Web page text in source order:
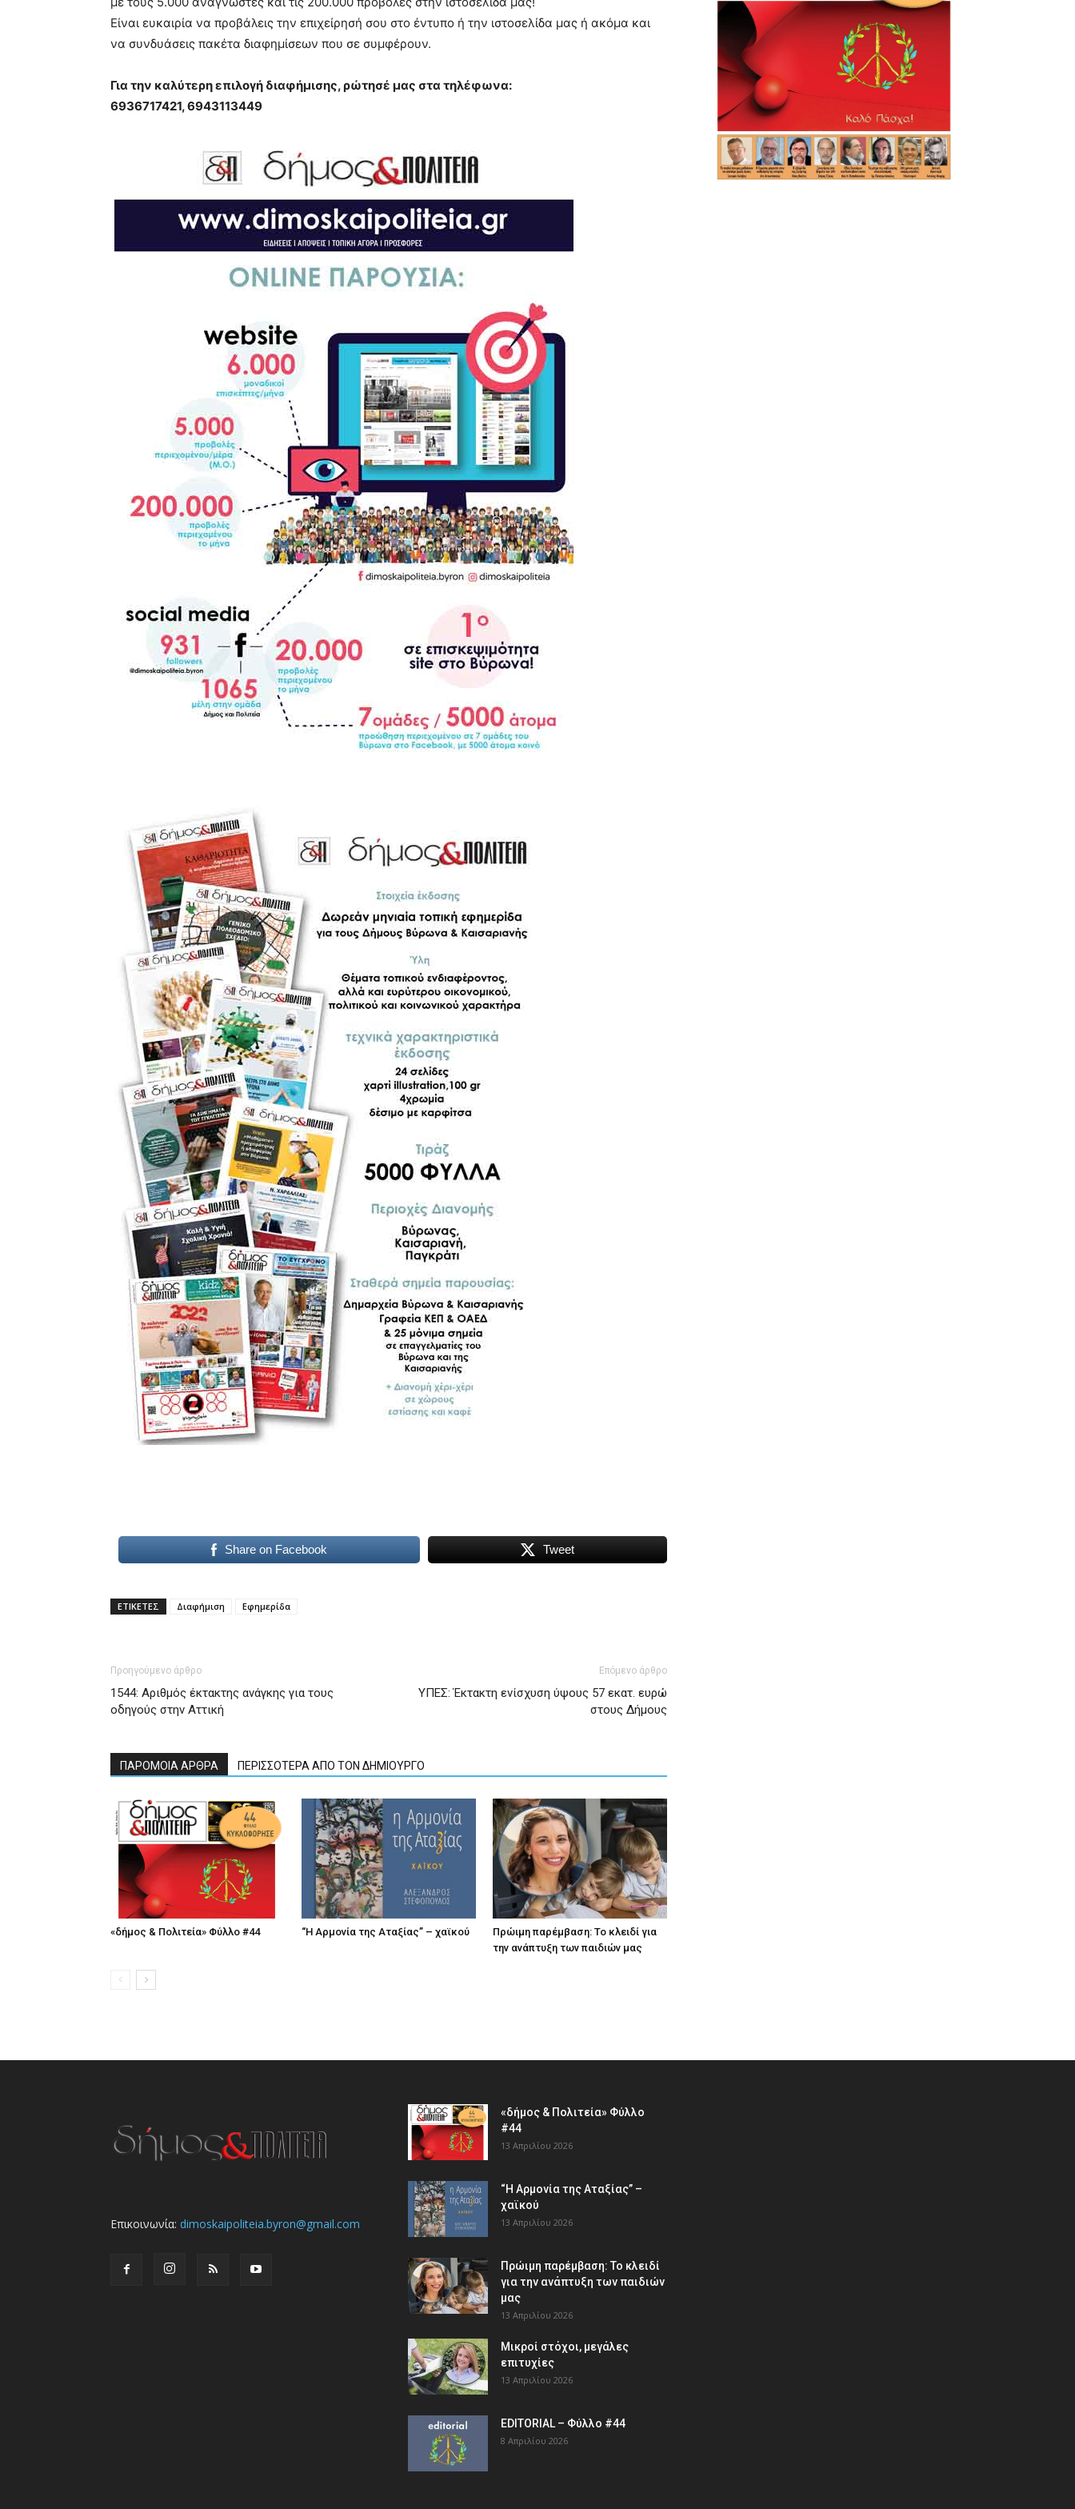
very
hot
cam
brandi
lyons
Είναι ευκαιρία να προβάλεις την επιχείρησή σου στο έντυπο ή την ιστοσελίδα μας ή ακόμα και
να συνδυάσεις πακέτα διαφημίσεων που σε συμφέρουν.
Για την καλύτερη επιλογή διαφήμισης, ρώτησέ μας στα τηλέφωνα:
6936717421, 6943113449
Share on Facebook Tweet
ΕΤΙΚΕΤΕΣ Διαφήμιση Εφημερίδα
Προηγούμενο άρθρο
1544: Αριθμός έκτακτης ανάγκης για τους
οδηγούς στην Αττική
Επόμενο άρθρο
ΥΠΕΣ: Έκτακτη ενίσχυση ύψους 57 εκατ. ευρώ
στους Δήμους
ΠΑΡΟΜΟΙΑ ΑΡΘΡΑ ΠΕΡΙΣΣΟΤΕΡΑ ΑΠΟ ΤΟΝ ΔΗΜΙΟΥΡΓΟ
«δήμος & Πολιτεία» Φύλλο #44 “Η Αρμονία της Αταξίας” – χαϊκού
Πρώιμη παρέμβαση: Το κλειδί για
την ανάπτυξη των παιδιών µας
Επικοινωνία: dimoskaipoliteia.byron@gmail.com
«δήμος & Πολιτεία» Φύλλο
#44
13 Απριλίου 2026
“Η Αρμονία της Αταξίας” –
χαϊκού
13 Απριλίου 2026
Πρώιμη παρέμβαση: Το κλειδί
για την ανάπτυξη των παιδιών
µας
13 Απριλίου 2026
Μικροί στόχοι, μεγάλες
επιτυχίες
13 Απριλίου 2026
EDITORIAL – Φύλλο #44
8 Απριλίου 2026